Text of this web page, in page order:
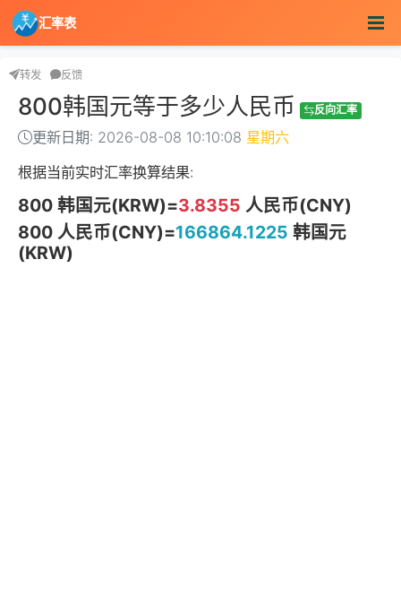
汇率表
转发 反馈
800韩国元等于多少人民币 反向汇率
更新日期: 2026-08-08 10:10:08 星期六
根据当前实时汇率换算结果:
800 韩国元(KRW)=3.8355 人民币(CNY)
800 人民币(CNY)=166864.1225 韩国元
(KRW)